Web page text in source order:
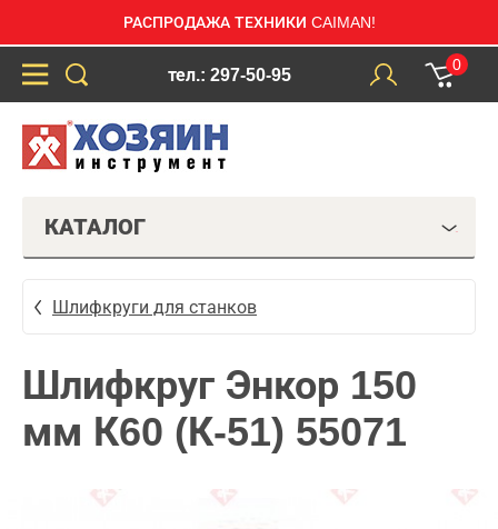
РАСПРОДАЖА ТЕХНИКИ CAIMAN!
тел.: 297-50-95
0
КАТАЛОГ
Шлифкруги для станков
Шлифкруг Энкор 150
мм К60 (К-51) 55071